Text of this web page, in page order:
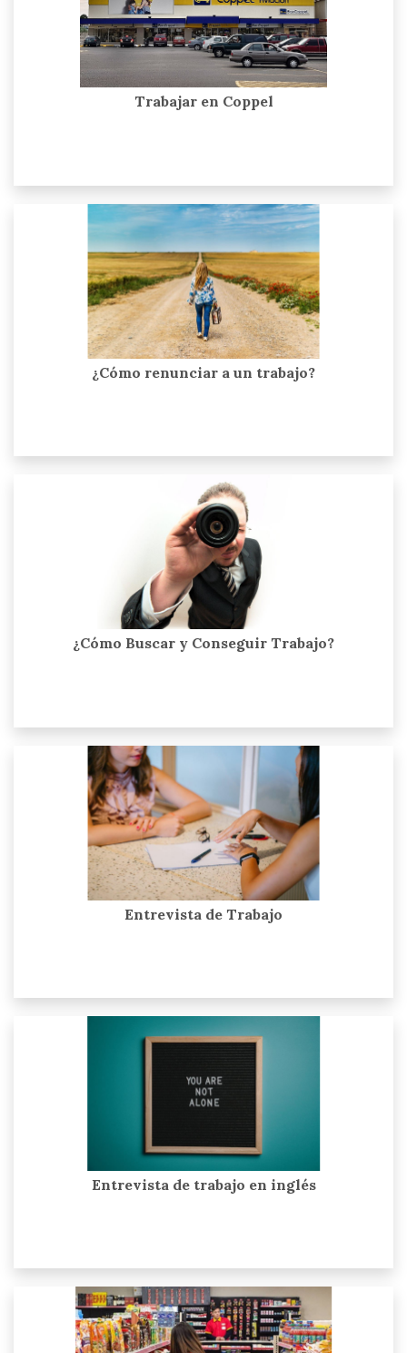
Trabajar en Coppel
¿Cómo renunciar a un trabajo?
¿Cómo Buscar y Conseguir Trabajo?
Entrevista de Trabajo
Entrevista de trabajo en inglés